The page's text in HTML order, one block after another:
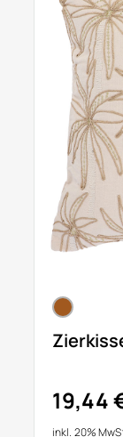
19,44
inkl. 20%